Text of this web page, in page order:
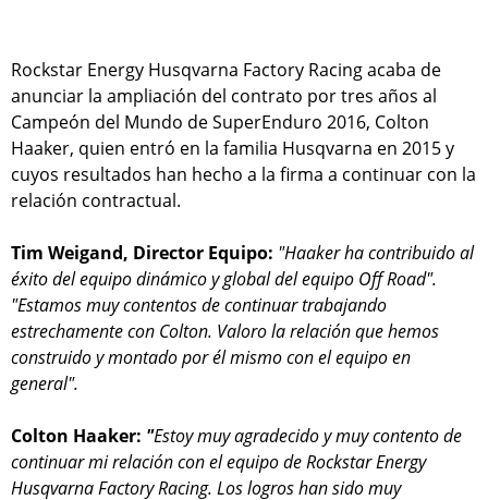
Rockstar Energy Husqvarna Factory Racing acaba de
anunciar la ampliación del contrato por tres años al
Campeón del Mundo de SuperEnduro 2016, Colton
Haaker, quien entró en la familia Husqvarna en 2015 y
cuyos resultados han hecho a la firma a continuar con la
relación contractual.
Tim Weigand, Director Equipo: "Haaker ha contribuido al
éxito del equipo dinámico y global del equipo Off Road".
"Estamos muy contentos de continuar trabajando
estrechamente con Colton. Valoro la relación que hemos
construido y montado por él mismo con el equipo en
general".
Colton Haaker: "Estoy muy agradecido y muy contento de
continuar mi relación con el equipo de Rockstar Energy
Husqvarna Factory Racing. Los logros han sido muy